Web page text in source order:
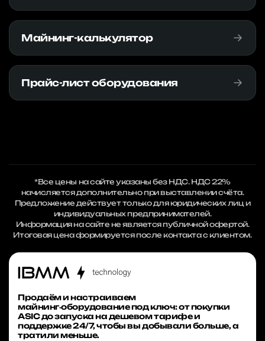
Майнинг-калькулятор
Прайс-лист оборудования
*Все цены на сайте указаны без НДС. НДС 22%
начисляется дополнительно при выставлении счёта.
Предложение действует только для юридических лиц и
индивидуальных предпринимателей.
Информация на сайте не является публичной офертой.
Итоговая цена формируется после контакта с клиентом.
Продаём и настраиваем
майнинг‑оборудование под ключ: от покупки
ASIC до запуска на дешевом тарифе и
поддержке 24/7, чтобы вы добывали больше, а
тратили меньше.